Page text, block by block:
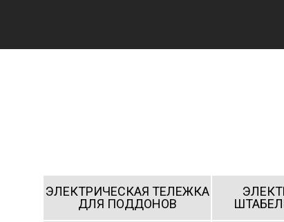
ЭЛЕКТРИЧЕСКАЯ ТЕЛЕЖКА
ДЛЯ ПОДДОНОВ